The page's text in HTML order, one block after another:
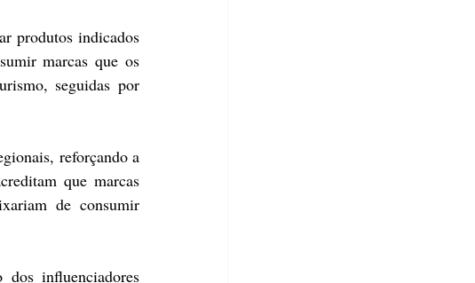
produtos indicados
marcas que os
seguidas por
reforçando a
que marcas
de consumir
influenciadores